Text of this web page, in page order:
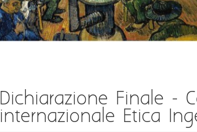
Dichiarazione Finale -
internazionale Etica